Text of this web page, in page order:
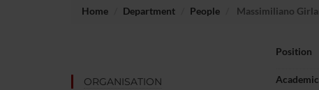
Home Department People Massimiliano
ORGANISATION
Position